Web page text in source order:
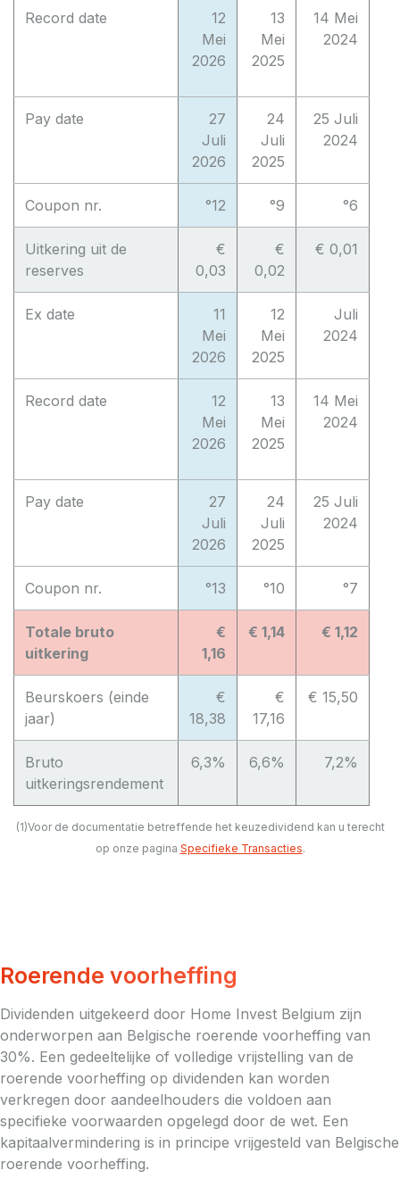
Record date
12
Mei
2026
13
Mei
2025
14 Mei
2024
Pay date
27
Juli
2026
24
Juli
2025
25 Juli
2024
Coupon nr. °12 °9 °6
Uitkering uit de
reserves
€
0,03
€
0,02
€ 0,01
Ex date
11
Mei
2026
12
Mei
2025
Juli
2024
Record date
12
Mei
2026
13
Mei
2025
14 Mei
2024
Pay date
27
Juli
2026
24
Juli
2025
25 Juli
2024
Coupon nr. °13 °10 °7
Totale bruto
uitkering
€
1,16
€ 1,14 € 1,12
Beurskoers (einde
jaar)
€
18,38
€
17,16
€ 15,50
Bruto
uitkeringsrendement
6,3% 6,6% 7,2%
(1)Voor de documentatie betreffende het keuzedividend kan u terecht
op onze pagina Specifieke Transacties.
Roerende voorheffing
Dividenden uitgekeerd door Home Invest Belgium zijn
onderworpen aan Belgische roerende voorheffing van
30%. Een gedeeltelijke of volledige vrijstelling van de
roerende voorheffing op dividenden kan worden
verkregen door aandeelhouders die voldoen aan
specifieke voorwaarden opgelegd door de wet. Een
kapitaalvermindering is in principe vrijgesteld van Belgische
roerende voorheffing.